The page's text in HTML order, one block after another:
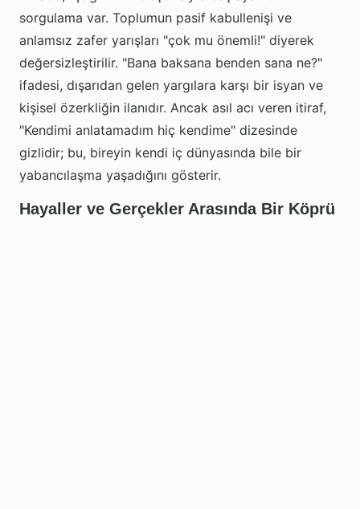
sorgulama var. Toplumun pasif kabullenişi ve
anlamsız zafer yarışları "çok mu önemli!" diyerek
değersizleştirilir. "Bana baksana benden sana ne?"
ifadesi, dışarıdan gelen yargılara karşı bir isyan ve
kişisel özerkliğin ilanıdır. Ancak asıl acı veren itiraf,
"Kendimi anlatamadım hiç kendime" dizesinde
gizlidir; bu, bireyin kendi iç dünyasında bile bir
yabancılaşma yaşadığını gösterir.
Hayaller ve Gerçekler Arasında Bir Köprü